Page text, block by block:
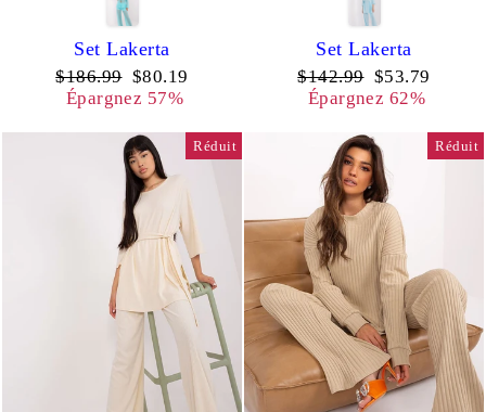
Set Lakerta
Prix
régulier
$186.99 Prix
réduit
$80.19
Épargnez 57%
Set Lakerta
Prix
régulier
$142.99 Prix
réduit
$53.79
Épargnez 62%
Réduit Réduit